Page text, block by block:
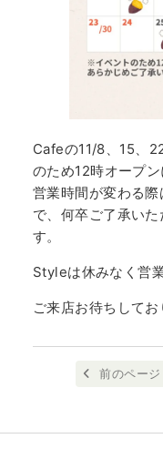
Cafeの11/8、15、
のため12時オープン
営業時間が変わる
で、何卒ご了承い
す。
Styleは休みなく営
ご来店お待ちしてお
前のページ